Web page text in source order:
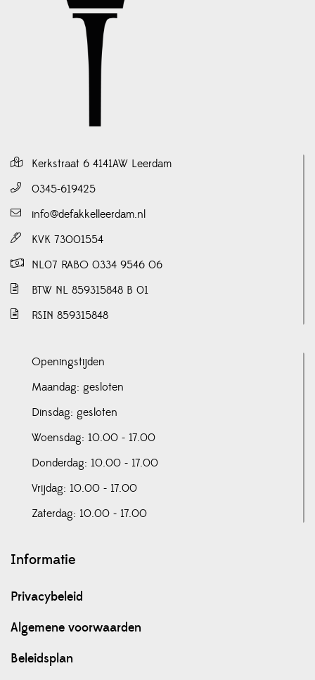
Kerkstraat 6 4141AW Leerdam
0345-619425
info@defakkelleerdam.nl
KVK 73001554
NL07 RABO 0334 9546 06
BTW NL 859315848 B 01
RSIN 859315848
Openingstijden
Maandag: gesloten
Dinsdag: gesloten
Woensdag: 10.00 - 17.00
Donderdag: 10.00 - 17.00
Vrijdag: 10.00 - 17.00
Zaterdag: 10.00 - 17.00
Informatie
Privacybeleid
Algemene voorwaarden
Beleidsplan